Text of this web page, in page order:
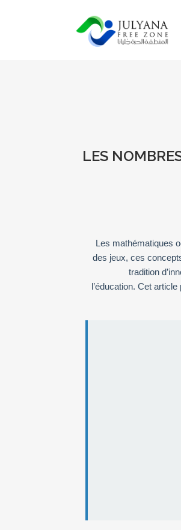
LES
Les mathématiques
des jeux, ces
tradition
l’éducation. Cet